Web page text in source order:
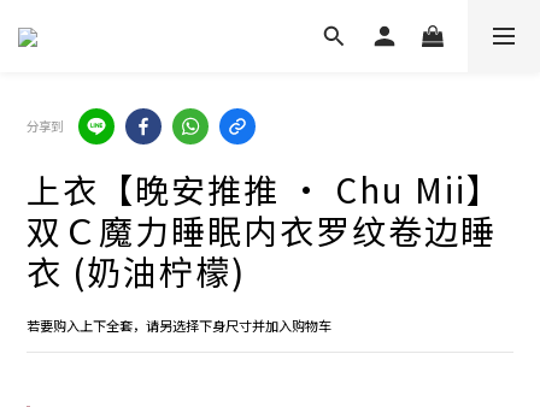
分享到
上衣【晚安推推 · Chu Mii】
双Ｃ魔力睡眠内衣罗纹卷边睡
衣 (奶油柠檬)
若要购入上下全套，请另选择下身尺寸并加入购物车